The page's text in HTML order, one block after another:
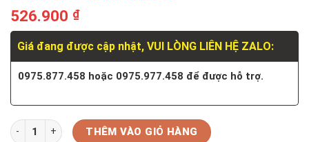
526.900 ₫
Giá đang được cập nhật, VUI LÒNG LIÊN HỆ ZALO:
0975.877.458 hoặc 0975.977.458 để được hỗ trợ.
Số lượng THÊM VÀO GIỎ HÀNG